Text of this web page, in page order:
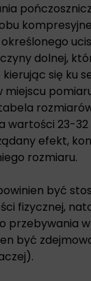
dolnej,
się ku
miejscu
wartości 23-32
efekt,
rozmiaru.
być
fizycznej,
przebywania
być